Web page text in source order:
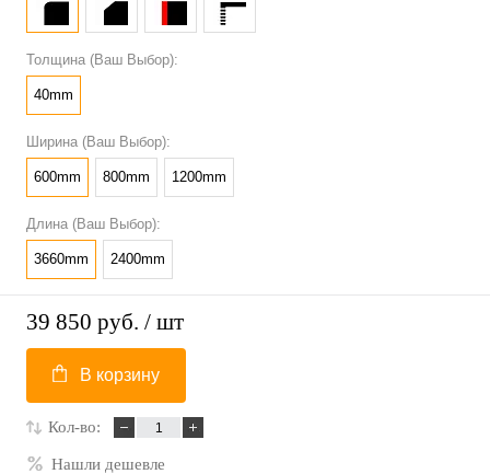
Толщина (Ваш Выбор):
40mm
Ширина (Ваш Выбор):
600mm 800mm 1200mm
Длина (Ваш Выбор):
3660mm 2400mm
39 850 руб. / шт
В корзину
Кол-во:
Нашли дешевле